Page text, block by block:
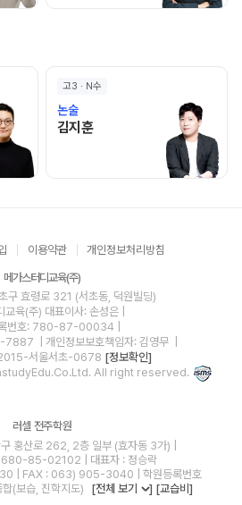
기
고3 · N수
논술
김지훈김지훈 선생님 홈 바로가기
이용약관 개인정보처리방침
메가스터디교육(주)
구 효령로 321 (서초동, 덕원빌딩)
교육(주) 대표이사: 손성은 |
록번호: 780-87-00034
7887
| 개인정보보호책임자: 김영무
서울서초-0678 [정보확인]
All right reserved.
러셀 전주학원
홍산로 262, 2층 일부 (효자동 3가) |
680-85-02102 | 대표자 : 정승락
| FAX : 063) 905-3040 | 학원등록번호
(보습, 진학지도)
[전체 보기 ] [교습비]